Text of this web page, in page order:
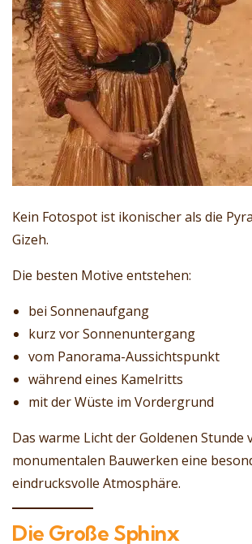
Kein Fotospot ist ikonischer als die
Gizeh.
Die besten Motive entstehen:
bei Sonnenaufgang
kurz vor Sonnenuntergang
vom Panorama-Aussichtspunkt
während eines Kamelritts
mit der Wüste im Vordergrund
Das warme Licht der Goldenen Stunde
monumentalen Bauwerken eine
eindrucksvolle Atmosphäre.
Die Große Sphinx